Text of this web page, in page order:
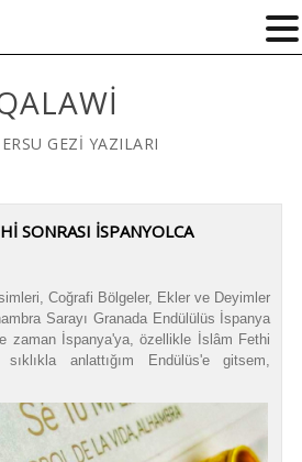
GEZİ YAZILARI
SONRASI İSPANYOLCA
Coğrafi Bölgeler, Ekler ve Deyimler
Sarayı Granada Endülülüs İspanya
zaman İspanya'ya, özellikle İslâm Fethi
anlattığım Endülüs'e gitsem,